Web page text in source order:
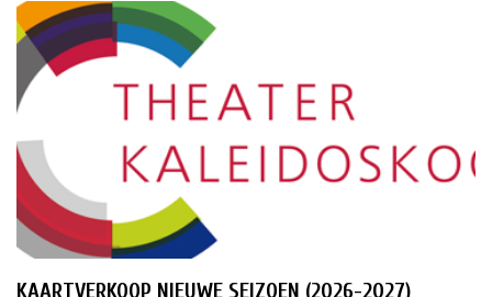
KAARTVERKOOP NIEUWE SEIZOEN (2026-2027)